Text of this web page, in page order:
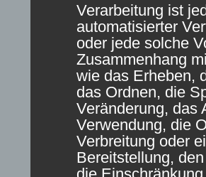
Verarbeitung ist
automatisierter
oder jede solche
Zusammenhang
wie das Erheben,
das Ordnen, die
Veränderung, das
Verwendung, die
Verbreitung oder
Bereitstellung,